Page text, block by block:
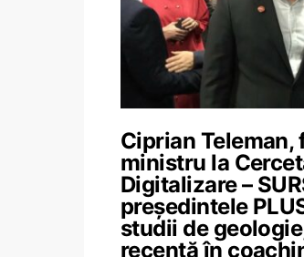
Ciprian Teleman,
ministru la
Digitalizare –
președintele
studii de
recentă în